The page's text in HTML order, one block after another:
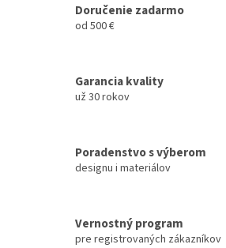
Doručenie zadarmo
od 500 €
Garancia kvality
už 30 rokov
Poradenstvo s výberom
designu i materiálov
Vernostný program
pre registrovaných zákazníkov